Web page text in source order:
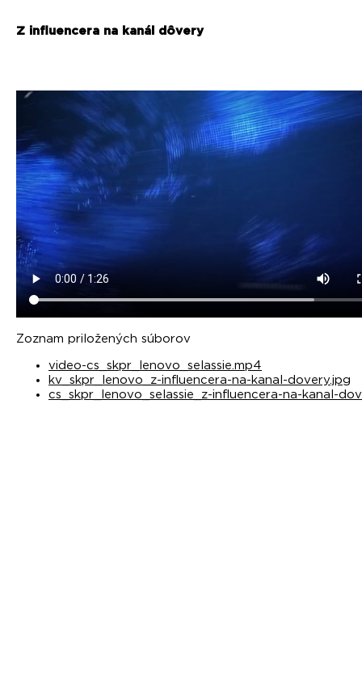
Z influencera na kanál dôvery
Zoznam priložených súborov
video-cs_skpr_lenovo_selassie.mp4
kv_skpr_lenovo_z-influencera-na-kanal-dovery.jpg
cs_skpr_lenovo_selassie_z-influencera-na-kanal-